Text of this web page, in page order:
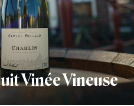
Vinée Vineuse